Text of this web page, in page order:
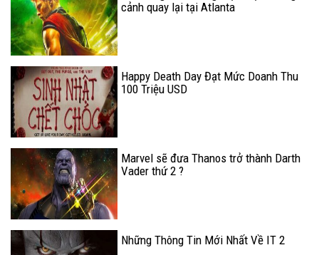
cảnh quay lại tại Atlanta
Happy Death Day Đạt Mức Doanh Thu
100 Triệu USD
Marvel sẽ đưa Thanos trở thành Darth
Vader thứ 2 ?
Những Thông Tin Mới Nhất Về IT 2